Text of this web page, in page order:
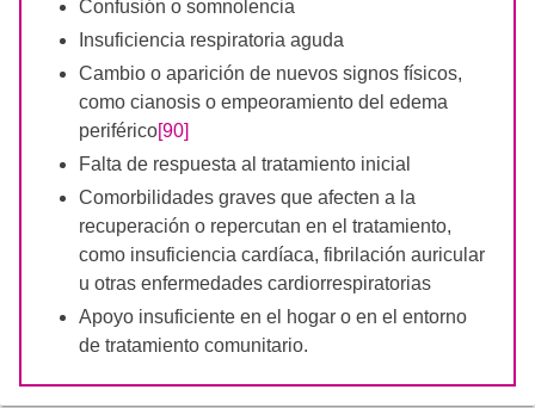
Confusión o somnolencia
Insuficiencia respiratoria aguda
Cambio o aparición de nuevos signos físicos,
como cianosis o empeoramiento del edema
periférico[90]
Falta de respuesta al tratamiento inicial
Comorbilidades graves que afecten a la
recuperación o repercutan en el tratamiento,
como insuficiencia cardíaca, fibrilación auricular
u otras enfermedades cardiorrespiratorias
Apoyo insuficiente en el hogar o en el entorno
de tratamiento comunitario.